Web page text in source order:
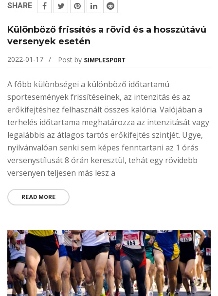
SHARE
Különböző frissítés a rövid és a hosszútávú
versenyek esetén
2022-01-17 Post by SIMPLESPORT
A főbb különbségei a különböző időtartamú
sportesemények frissítéseinek, az intenzitás és az
erőkifejtéshez felhasznált összes kalória. Valójában a
terhelés időtartama meghatározza az intenzitását vagy
legalábbis az átlagos tartós erőkifejtés szintjét. Ugye,
nyilvánvalóan senki sem képes fenntartani az 1 órás
versenystílusát 8 órán keresztül, tehát egy rövidebb
versenyen teljesen más lesz a
READ MORE